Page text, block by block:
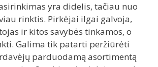
yra didelis, tačiau nuo
rinktis. Pirkėjai ilgai galvoja,
ir kitos savybės tinkamos, o
Galima tik patarti peržiūrėti
parduodamą asortimentą